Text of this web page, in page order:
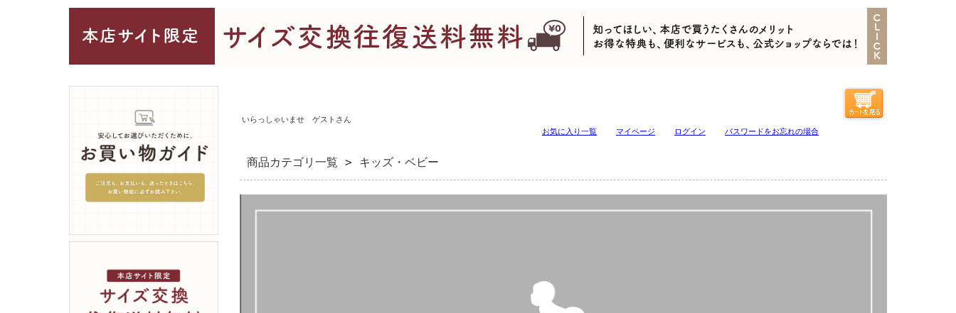
いらっしゃいませ ゲストさん
お気に入り一覧
マイページ ログイン パスワードをお忘れの場合
商品カテゴリ一覧 > キッズ・ベビー